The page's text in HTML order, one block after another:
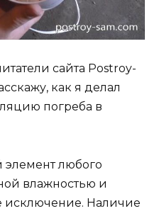
сайта Рostroy-
как я делал
погреба в
любого
влажностью и
исключение. Наличие